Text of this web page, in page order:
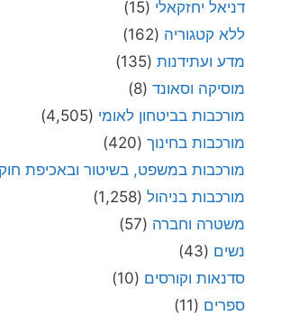
דניאל יחזקאלי (15)
ללא קטגוריה (162)
מדע ועתידנות (135)
מוסיקה וסאונד (8)
מורכבות בביטחון לאומי (4,505)
מורכבות בחינוך (420)
מורכבות במשפט, בשיטור ובאכיפת חוק
מורכבות בניהול (1,258)
משטרה וחברה (57)
נשים (43)
סדנאות וקורסים (10)
ספרים (11)